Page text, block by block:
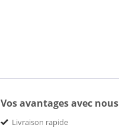
Vos avantages avec nous
Livraison rapide